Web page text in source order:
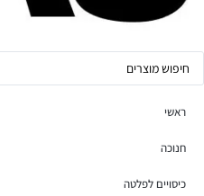
ראשי
חנוכה
כיסויים לפלטה